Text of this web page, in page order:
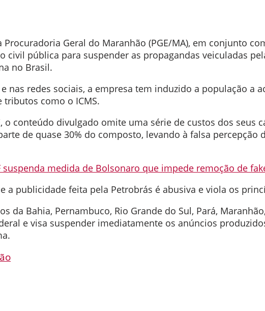
Procuradoria Geral do Maranhão (PGE/MA), em conjunto
civil pública para suspender as propagandas veiculadas
no Brasil.
nas redes sociais, a empresa tem induzido a população
como o ICMS.
o conteúdo divulgado omite uma série de custos dos
de quase 30% do composto, levando à falsa
suspenda medida de Bolsonaro que impede remoção de
a publicidade feita pela Petrobrás é abusiva e viola os
da Bahia, Pernambuco, Rio Grande do Sul, Pará,
e visa suspender imediatamente os anúncios